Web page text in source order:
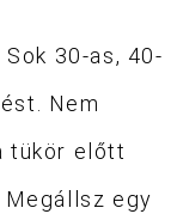
Sok 30-as, 40-
Nem
tükör előtt
Megállsz egy